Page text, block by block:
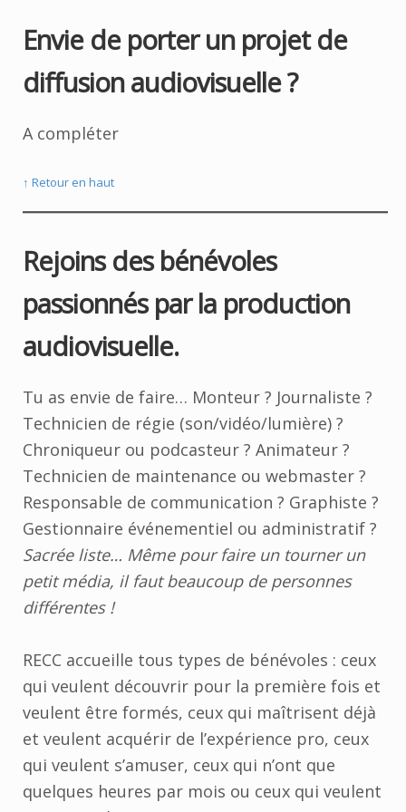
Envie de porter un projet de
diffusion audiovisuelle ?
A compléter
↑ Retour en haut
Rejoins des bénévoles
passionnés par la production
audiovisuelle.
Tu as envie de faire… Monteur ? Journaliste ?
Technicien de régie (son/vidéo/lumière) ?
Chroniqueur ou podcasteur ? Animateur ?
Technicien de maintenance ou webmaster ?
Responsable de communication ? Graphiste ?
Gestionnaire événementiel ou administratif ?
Sacrée liste… Même pour faire un tourner un
petit média, il faut beaucoup de personnes
différentes !
RECC accueille tous types de bénévoles : ceux
qui veulent découvrir pour la première fois et
veulent être formés, ceux qui maîtrisent déjà
et veulent acquérir de l’expérience pro, ceux
qui veulent s’amuser, ceux qui n’ont que
quelques heures par mois ou ceux qui veulent